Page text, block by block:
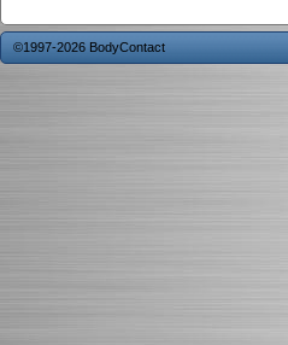
©1997-2026 BodyContact